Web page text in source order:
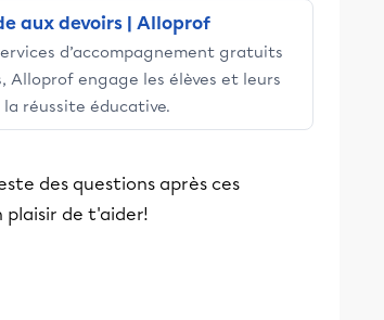
aux devoirs | Alloprof
d’accompagnement gratuits
Alloprof engage les élèves et leurs
réussite éducative.
des questions après ces
plaisir de t'aider!